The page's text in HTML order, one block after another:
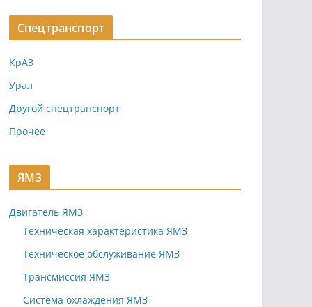
Спецтранспорт
КрАЗ
Урал
Другой спецтранспорт
Прочее
ЯМЗ
Двигатель ЯМЗ
Техническая характеристика ЯМЗ
Техническое обслуживание ЯМЗ
Трансмиссия ЯМЗ
Система охлаждения ЯМЗ